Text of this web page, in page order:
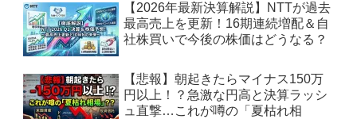
【2026年最新決算解説】NTTが過去
最高売上を更新！16期連続増配＆自
社株買いで今後の株価はどうなる？
【悲報】朝起きたらマイナス150万
円以上！？急激な円高と決算ラッシ
ュ直撃…これが噂の「夏枯れ相